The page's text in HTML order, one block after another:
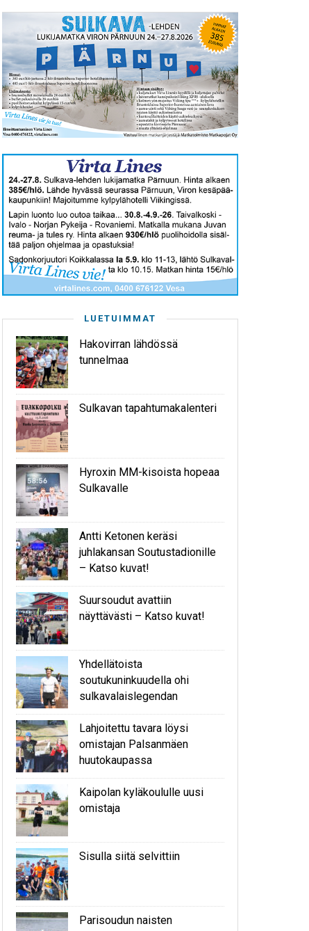
LUETUIMMAT
Hakovirran lähdössä
tunnelmaa
Sulkavan tapahtumakalenteri
Hyroxin MM-kisoista hopeaa
Sulkavalle
Antti Ketonen keräsi
juhlakansan Soutustadionille
– Katso kuvat!
Suursoudut avattiin
näyttävästi – Katso kuvat!
Yhdellätoista
soutukuninkuudella ohi
sulkavalaislegendan
Lahjoitettu tavara löysi
omistajan Palsanmäen
huutokaupassa
Kaipolan kyläkoululle uusi
omistaja
Sisulla siitä selvittiin
Parisoudun naisten